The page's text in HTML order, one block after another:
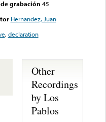
grabación 45
Hernandez, Juan
,declaration
Other
Recordings
by Los
Pablos